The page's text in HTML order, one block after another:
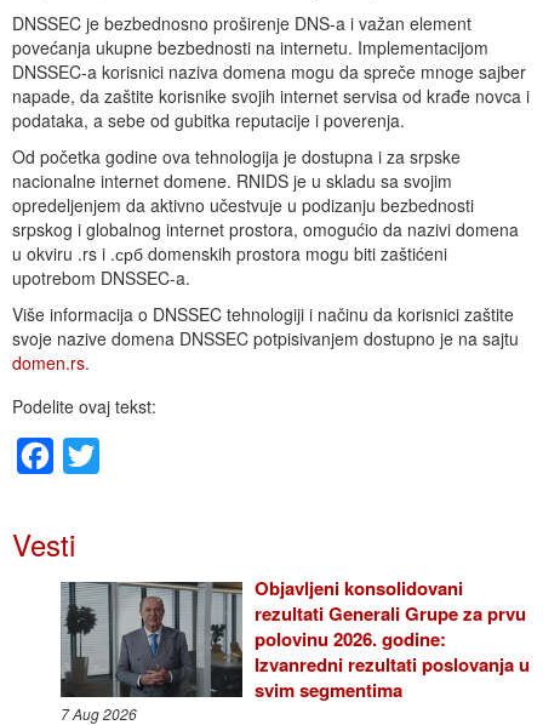
DNSSEC je bezbednosno proširenje DNS-a i važan element
povećanja ukupne bezbednosti na internetu. Implementacijom
DNSSEC-a korisnici naziva domena mogu da spreče mnoge sajber
napade, da zaštite korisnike svojih internet servisa od krađe novca i
podataka, a sebe od gubitka reputacije i poverenja.
Od početka godine ova tehnologija je dostupna i za srpske
nacionalne internet domene. RNIDS je u skladu sa svojim
opredeljenjem da aktivno učestvuje u podizanju bezbednosti
srpskog i globalnog internet prostora, omogućio da nazivi domena
u okviru .rs i .срб domenskih prostora mogu biti zaštićeni
upotrebom DNSSEC-a.
Više informacija o DNSSEC tehnologiji i načinu da korisnici zaštite
svoje nazive domena DNSSEC potpisivanjem dostupno je na sajtu
domen.rs.
Podelite ovaj tekst:
Facebook
Vesti
Objavljeni konsolidovani
rezultati Generali Grupe za prvu
polovinu 2026. godine:
Izvanredni rezultati poslovanja u
svim segmentima
7 Aug 2026